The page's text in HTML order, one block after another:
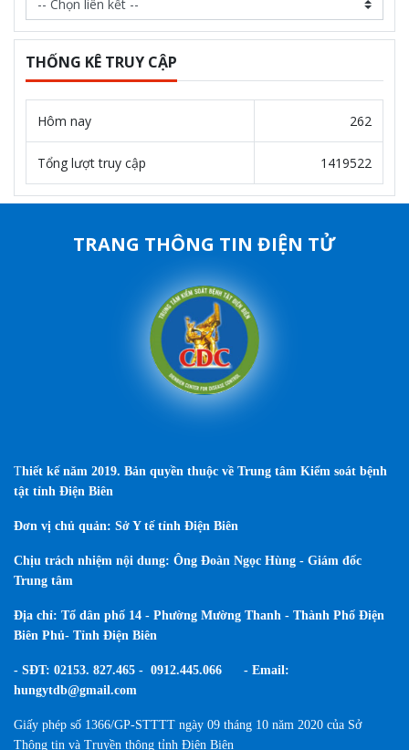
THỐNG KÊ TRUY CẬP
Hôm nay 262
Tổng lượt truy cập 1419522
TRANG THÔNG TIN ĐIỆN TỬ
Thiết kế năm 2019. Bản quyền thuộc về Trung tâm Kiểm soát bệnh
tật tỉnh Điện Biên
Đơn vị chủ quản: Sở Y tế tỉnh Điện Biên
Chịu trách nhiệm nội dung: Ông Đoàn Ngọc Hùng - Giám đốc
Trung tâm
Địa chỉ: Tổ dân phố 14 - Phường Mường Thanh - Thành Phố Điện
Biên Phủ- Tỉnh Điện Biên
- SĐT: 02153. 827.465 - 0912.445.066 - Email:
hungytdb@gmail.com
Giấy phép số 1366/GP-STTTT ngày 09 tháng 10 năm 2020 của Sở
Thông tin và Truyền thông tỉnh Điện Biên